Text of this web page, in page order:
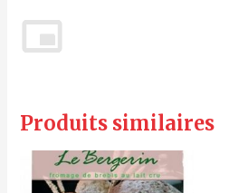
Produits similaires